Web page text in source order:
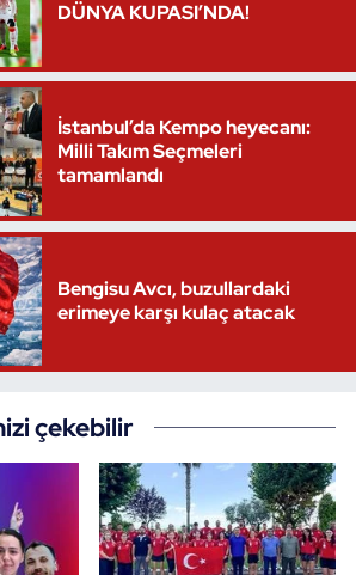
DÜNYA KUPASI’NDA!
İstanbul’da Kempo heyecanı:
Milli Takım Seçmeleri
tamamlandı
Bengisu Avcı, buzullardaki
erimeye karşı kulaç atacak
çekebilir
Fitness